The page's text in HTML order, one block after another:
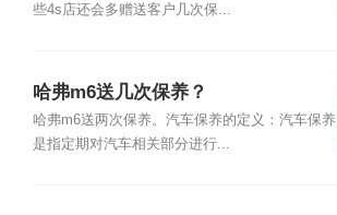
些4s店还会多赠送客户几次保...
哈弗m6送几次保养？
哈弗m6送两次保养。汽车保养的定义：汽车保养
是指定期对汽车相关部分进行...